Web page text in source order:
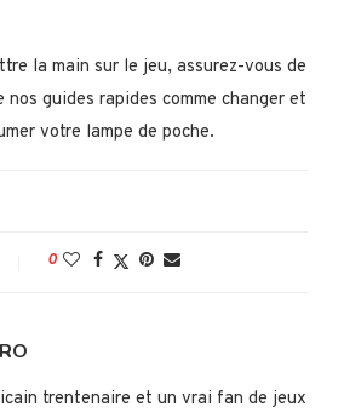
la main sur le jeu, assurez-vous de
guides rapides comme changer et
votre lampe de poche.
0
trentenaire et un vrai fan de jeux